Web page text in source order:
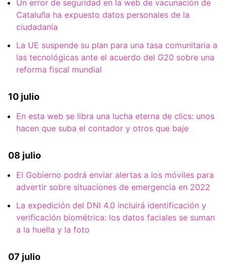
Un error de seguridad en la web de vacunación de
Cataluña ha expuesto datos personales de la
ciudadanía
La UE suspende su plan para una tasa comunitaria a
las tecnológicas ante el acuerdo del G20 sobre una
reforma fiscal mundial
10 julio
En esta web se libra una lucha eterna de clics: unos
hacen que suba el contador y otros que baje
08 julio
El Gobierno podrá enviar alertas a los móviles para
advertir sobre situaciones de emergencia en 2022
La expedición del DNI 4.0 incluirá identificación y
verificación biométrica: los datos faciales se suman
a la huella y la foto
07 julio